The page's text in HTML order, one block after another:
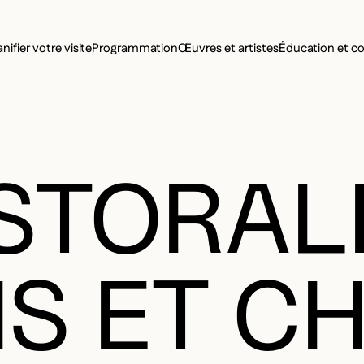
MENU
votre visiteProgrammationŒuvres et artistesÉducation et
ET